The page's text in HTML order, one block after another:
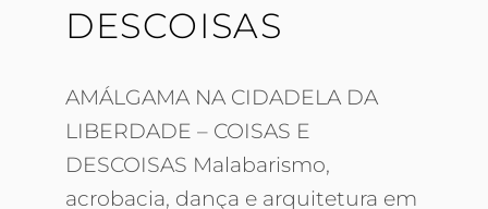
DESCOISAS
AMÁLGAMA NA CIDADELA DA
LIBERDADE – COISAS E
DESCOISAS Malabarismo,
acrobacia, dança e arquitetura em